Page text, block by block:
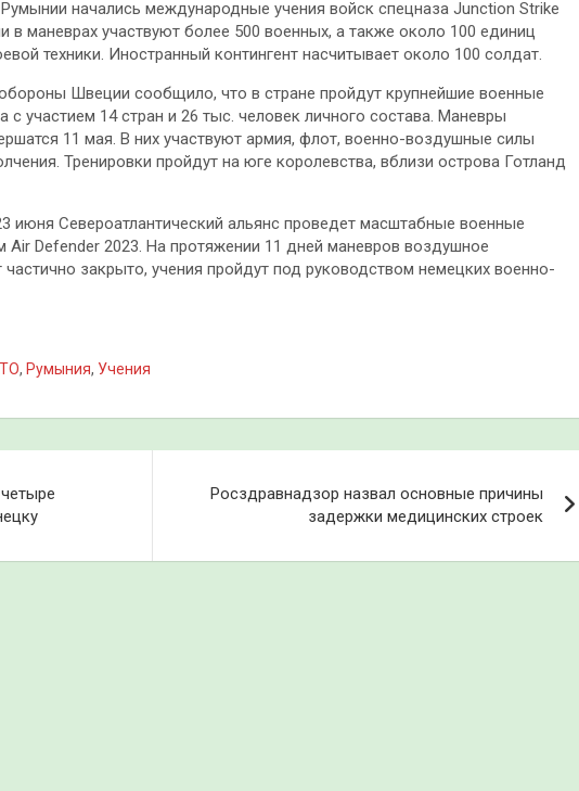
начались международные учения войск спецназа Junction Strike
в маневрах участвуют более 500 военных, а также около 100 единиц
техники. Иностранный контингент насчитывает около 100 солдат.
Швеции сообщило, что в стране пройдут крупнейшие военные
с участием 14 стран и 26 тыс. человек личного состава. Маневры
11 мая. В них участвуют армия, флот, военно-воздушные силы
Тренировки пройдут на юге королевства, вблизи острова Готланд
июня Североатлантический альянс проведет масштабные военные
Air Defender 2023. На протяжении 11 дней маневров воздушное
закрыто, учения пройдут под руководством немецких военно-
, Румыния, Учения
Росздравнадзор назвал основные причины
задержки медицинских строек